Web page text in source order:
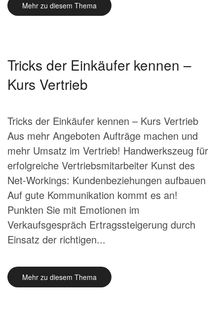
Mehr zu diesem Thema
Tricks der Einkäufer kennen –
Kurs Vertrieb
Tricks der Einkäufer kennen – Kurs Vertrieb
Aus mehr Angeboten Aufträge machen und
mehr Umsatz im Vertrieb! Handwerkszeug für
erfolgreiche Vertriebsmitarbeiter Kunst des
Net-Workings: Kundenbeziehungen aufbauen
Auf gute Kommunikation kommt es an!
Punkten Sie mit Emotionen im
Verkaufsgespräch Ertragssteigerung durch
Einsatz der richtigen...
Mehr zu diesem Thema